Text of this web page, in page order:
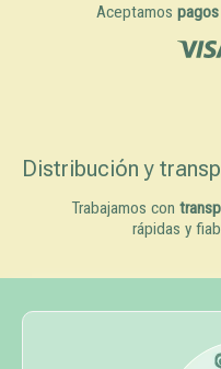
Aceptamos
Distribución y
Trabajamos con
rápidas y